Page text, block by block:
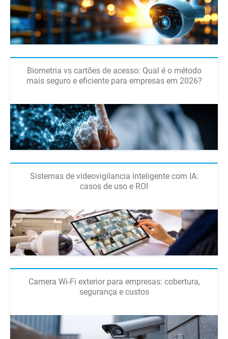
Biometria vs cartões de acesso: Qual é o método
mais seguro e eficiente para empresas em 2026?
Sistemas de videovigilancia inteligente com IA:
casos de uso e ROI
Camera Wi-Fi exterior para empresas: cobertura,
segurança e custos